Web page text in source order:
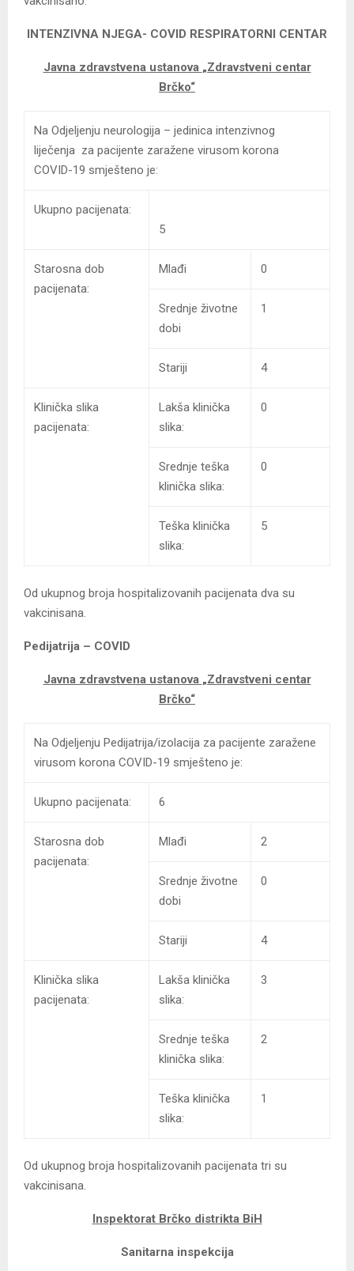
INTENZIVNA NJEGA- COVID RESPIRATORNI CENTAR
Javna zdravstvena ustanova „Zdravstveni centar
Brčko“
Na Odjeljenju neurologija – jedinica intenzivnog
liječenja za pacijente zaražene virusom korona
COVID-19 smješteno je:
Ukupno pacijenata:
5
Starosna dob
pacijenata:
Mlađi 0
Srednje životne
dobi
1
Stariji 4
Klinička slika
pacijenata:
Lakša klinička
slika:
0
Srednje teška
klinička slika:
0
Teška klinička
slika:
5
Od ukupnog broja hospitalizovanih pacijenata dva su
vakcinisana.
Pedijatrija – COVID
Javna zdravstvena ustanova „Zdravstveni centar
Brčko“
Na Odjeljenju Pedijatrija/izolacija za pacijente zaražene
virusom korona COVID-19 smješteno je:
Ukupno pacijenata: 6
Starosna dob
pacijenata:
Mlađi 2
Srednje životne
dobi
0
Stariji 4
Klinička slika
pacijenata:
Lakša klinička
slika:
3
Srednje teška
klinička slika:
2
Teška klinička
slika:
1
Od ukupnog broja hospitalizovanih pacijenata tri su
vakcinisana.
Inspektorat Brčko distrikta BiH
Sanitarna inspekcija